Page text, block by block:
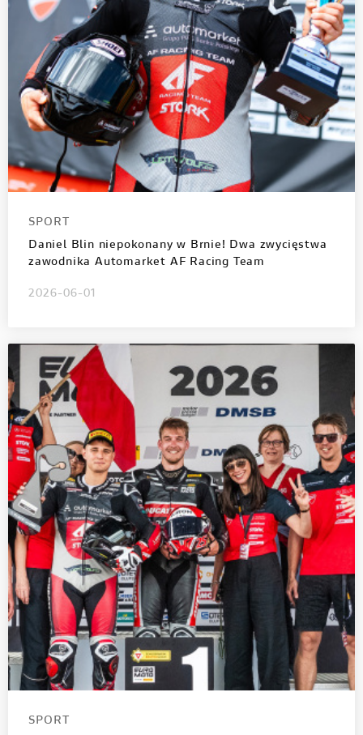
SPORT
Daniel Blin niepokonany w Brnie! Dwa zwycięstwa
zawodnika Automarket AF Racing Team
2026-06-01
SPORT